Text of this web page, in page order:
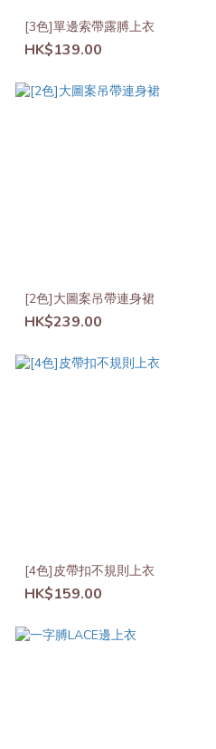
[3色]單邊索帶露膊上衣
HK$139.00
[2色]大圖案吊帶連身裙
HK$239.00
[4色]皮帶扣不規則上衣
HK$159.00